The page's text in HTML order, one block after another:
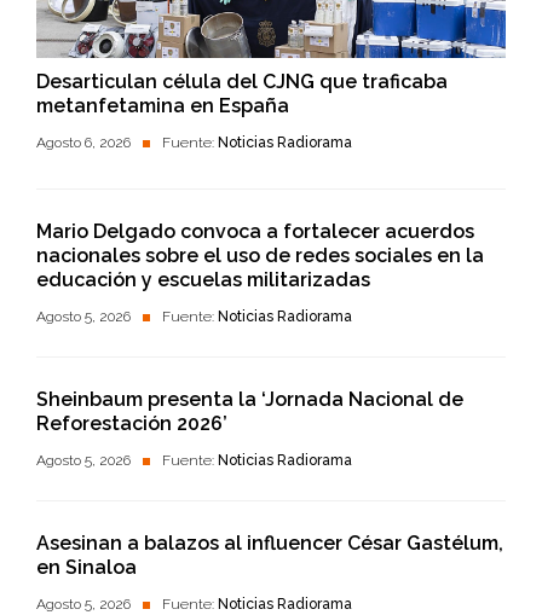
Desarticulan célula del CJNG que traficaba
metanfetamina en España
Agosto 6, 2026 Fuente: Noticias Radiorama
Mario Delgado convoca a fortalecer acuerdos
nacionales sobre el uso de redes sociales en la
educación y escuelas militarizadas
Agosto 5, 2026 Fuente: Noticias Radiorama
Sheinbaum presenta la ‘Jornada Nacional de
Reforestación 2026’
Agosto 5, 2026 Fuente: Noticias Radiorama
Asesinan a balazos al influencer César Gastélum,
en Sinaloa
Agosto 5, 2026 Fuente: Noticias Radiorama